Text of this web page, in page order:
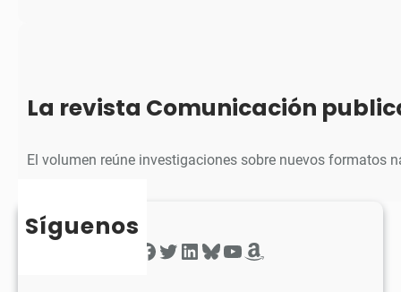
La revista Comunicación
El volumen reúne investigaciones sobre nuevos formatos
Síguenos
Twitter LinkedIn Bluesky YouTube Amazon